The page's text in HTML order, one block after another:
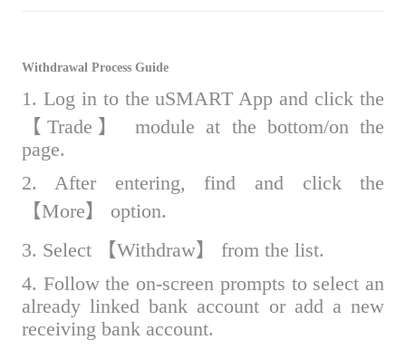
Withdrawal Process Guide
1. Log in to the uSMART App and click the
【Trade】 module at the bottom/on the
page.
2. After entering, find and click the
【More】 option.
3. Select 【Withdraw】 from the list.
4. Follow the on-screen prompts to select an
already linked bank account or add a new
receiving bank account.